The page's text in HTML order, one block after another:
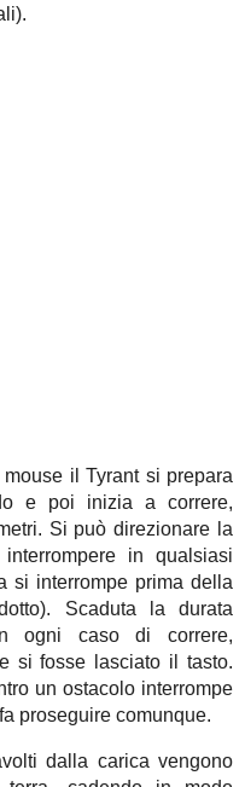
il Tyrant si prepara
e poi inizia a correre,
Si può direzionare la
in qualsiasi
si interrompe prima della
Scaduta la durata
ogni caso di correre,
si fosse lasciato il tasto.
un ostacolo interrompe
proseguire comunque.
dalla carica vengono